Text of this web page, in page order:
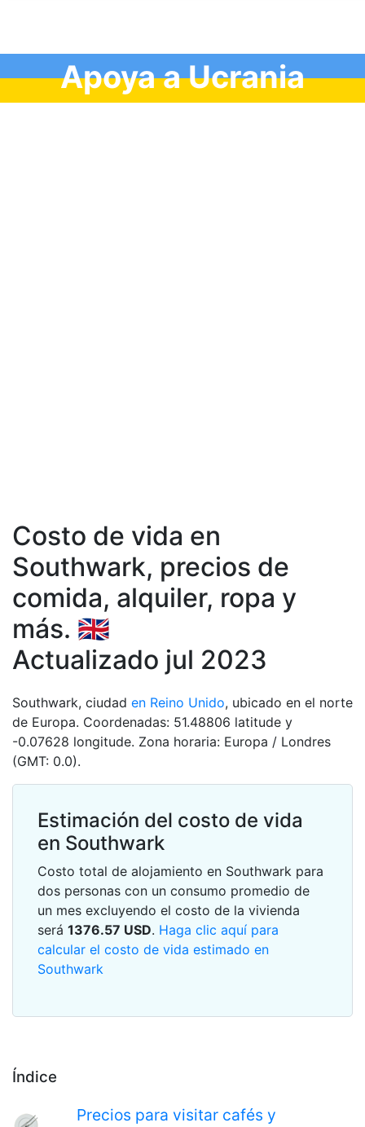
Apoya a Ucrania
Costo de vida en
Southwark, precios de
comida, аlquiler, ropa y
más. 🇬🇧
Actualizado jul 2023
Índice
Precios para visitar cafés y
Southwark, ciudad en Reino Unido, ubicado en el norte
de Europa. Coordenadas: 51.48806 latitude y
-0.07628 longitude. Zona horaria: Europa / Londres
(GMT: 0.0).
Estimación del costo de vida
en Southwark
Costo total de alojamiento en Southwark para
dos personas con un consumo promedio de
un mes excluyendo el costo de la vivienda
será 1376.57 USD. Haga clic aquí para
calcular el costo de vida estimado en
Southwark